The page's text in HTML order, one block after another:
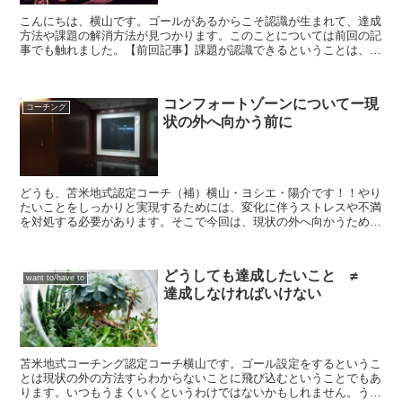
こんにちは、横山です。ゴールがあるからこそ認識が生まれて、達成
方法や課題の解消方法が見つかります。このことについては前回の記
事でも触れました。【前回記事】課題が認識できるということは、あ
コーチング
コンフォートゾーンについてー現
状の外へ向かう前に
どうも、苫米地式認定コーチ（補）横山・ヨシエ・陽介です！！やり
たいことをしっかりと実現するためには、変化に伴うストレスや不満
を対処する必要があります。そこで今回は、現状の外へ向かうための
want to/have to
どうしても達成したいこと ≠
達成しなければいけない
苫米地式コーチング認定コーチ横山です。ゴール設定をするというこ
とは現状の外の方法すらわからないことに飛び込むということでもあ
ります。いつもうまくいくというわけではないかもしれません。うま